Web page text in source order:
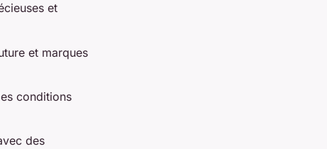
et
et marques
conditions
des